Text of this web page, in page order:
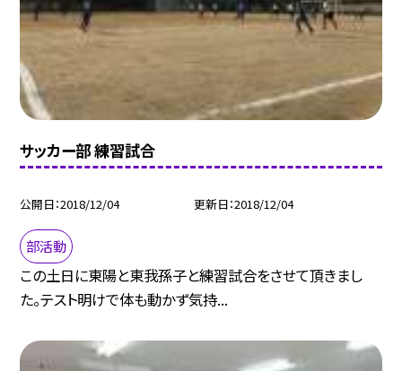
サッカー部 練習試合
公開日 2018/12/04 更新日 2018/12/04
部活動
この土日に東陽と東我孫子と練習試合をさせて頂きまし
た。テスト明けで体も動かず気持...